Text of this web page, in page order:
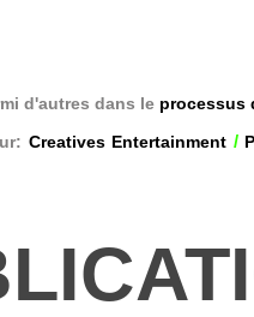
d'autres dans le processus
Creatives Entertainment /